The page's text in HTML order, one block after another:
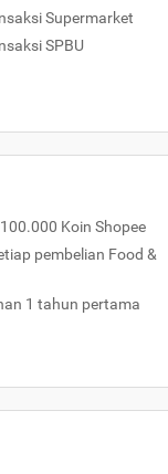
Supermarket
SPBU
Koin Shopee
pembelian Food &
1 tahun pertama